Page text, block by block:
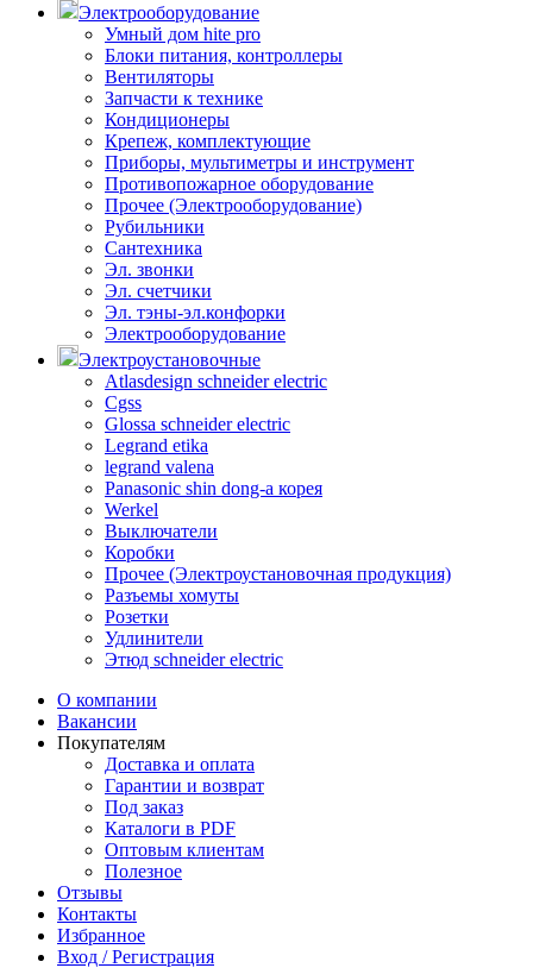
Электрооборудование
Умный дом hite pro
Блоки питания, контроллеры
Вентиляторы
Запчасти к технике
Кондиционеры
Крепеж, комплектующие
Приборы, мультиметры и инструмент
Противопожарное оборудование
Прочее (Электрооборудование)
Рубильники
Сантехника
Эл. звонки
Эл. счетчики
Эл. тэны-эл.конфорки
Электрооборудование
Электроустановочные
Atlasdesign schneider electric
Cgss
Glossa schneider electric
Legrand etika
legrand valena
Panasonic shin dong-a корея
Werkel
Выключатели
Коробки
Прочее (Электроустановочная продукция)
Разъемы хомуты
Розетки
Удлинители
Этюд schneider electric
О компании
Вакансии
Покупателям
Доставка и оплата
Гарантии и возврат
Под заказ
Каталоги в PDF
Оптовым клиентам
Полезное
Отзывы
Контакты
Избранное
Вход / Регистрация